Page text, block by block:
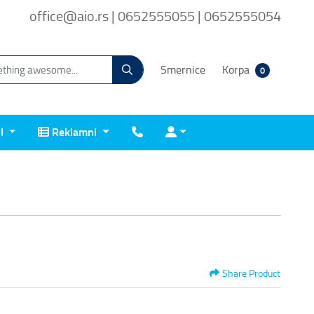
office@aio.rs | 0652555055 | 0652555054
Smernice Korpa 0
Reklamni
Reklamni KontaktPrijava
Share Product